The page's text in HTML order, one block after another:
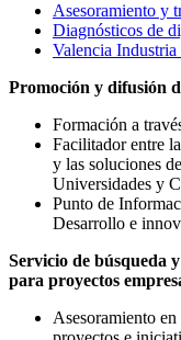
Asesoramiento y
Diagnósticos de
Valencia
Promoción y difusión
Formación a
Facilitador entre
y las soluciones
Universidades y
Punto de
Desarrollo e
Servicio de búsqueda
para proyectos
Asesoramiento